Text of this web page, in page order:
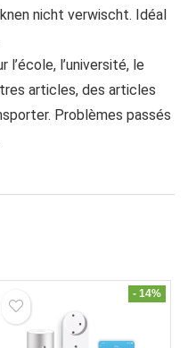
nicht verwischt. Idéal
l’université, le
articles, des articles
Problèmes passés
- 14%